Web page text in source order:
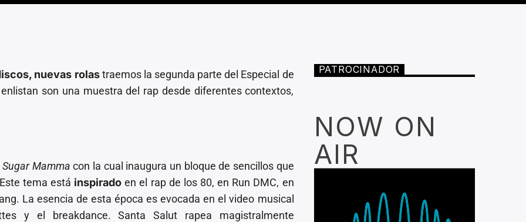
nuevas rolastraemos la segunda parte del Especial de
son una muestra del rap desde diferentes contextos,
Sugar Mamma con la cual inaugura un bloque de sencillos que
tema está inspirado en el rap de los 80, en Run DMC, en
La esencia de esta época es evocada en el video musical
y el breakdance. Santa Salut rapea magistralmente
PATROCINADOR
NOW ON
AIR